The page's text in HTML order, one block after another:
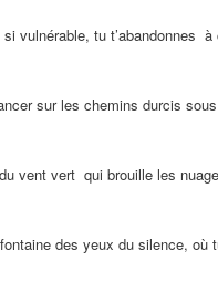
vulnérable, tu t’abandonnes à
sur les chemins durcis
vent vert qui brouille les
des yeux du silence, où